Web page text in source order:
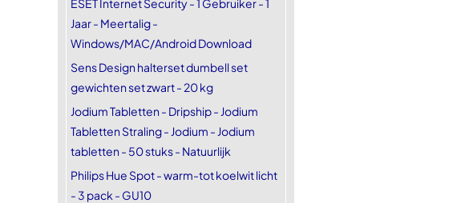
ESET Internet Security - 1 Gebruiker - 1
Jaar - Meertalig -
Windows/MAC/Android Download
Sens Design halterset dumbell set
gewichten set zwart - 20 kg
Jodium Tabletten - Dripship - Jodium
Tabletten Straling - Jodium - Jodium
tabletten - 50 stuks - Natuurlijk
Philips Hue Spot - warm-tot koelwit licht
- 3 pack - GU10